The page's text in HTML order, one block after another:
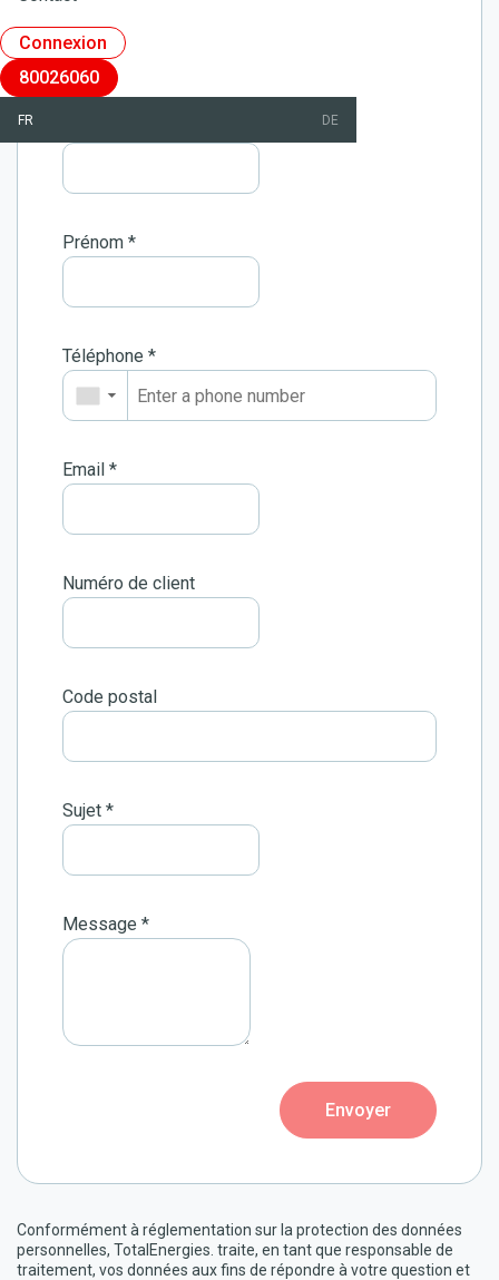
Connexion
80026060
FR DE
Prénom *
Téléphone *
▼
Email *
Numéro de client
Code postal
Sujet *
Message *
Envoyer
Conformément à réglementation sur la protection des données
personnelles, TotalEnergies. traite, en tant que responsable de
traitement, vos données aux fins de répondre à votre question et